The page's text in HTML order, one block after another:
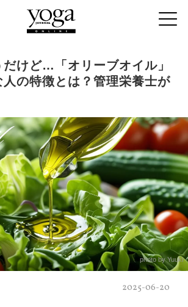
けど…「オリーブオイル」
の特徴とは？管理栄養士が
photo by Yuuki
2025-06-20